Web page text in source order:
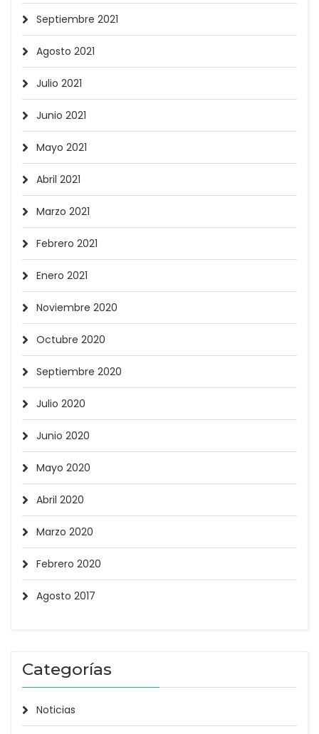
Septiembre 2021
Agosto 2021
Julio 2021
Junio 2021
Mayo 2021
Abril 2021
Marzo 2021
Febrero 2021
Enero 2021
Noviembre 2020
Octubre 2020
Septiembre 2020
Julio 2020
Junio 2020
Mayo 2020
Abril 2020
Marzo 2020
Febrero 2020
Agosto 2017
Categorías
Noticias